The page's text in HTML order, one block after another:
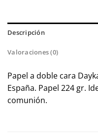
Descripción
Valoraciones (0)
Papel a doble cara
España. Papel 224 gr.
comunión.